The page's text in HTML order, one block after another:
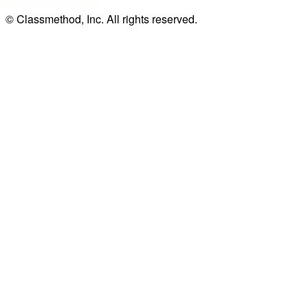
© Classmethod, Inc. All rights reserved.